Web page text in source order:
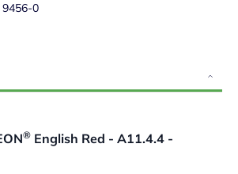
9456-0
® English Red - A11.4.4 -